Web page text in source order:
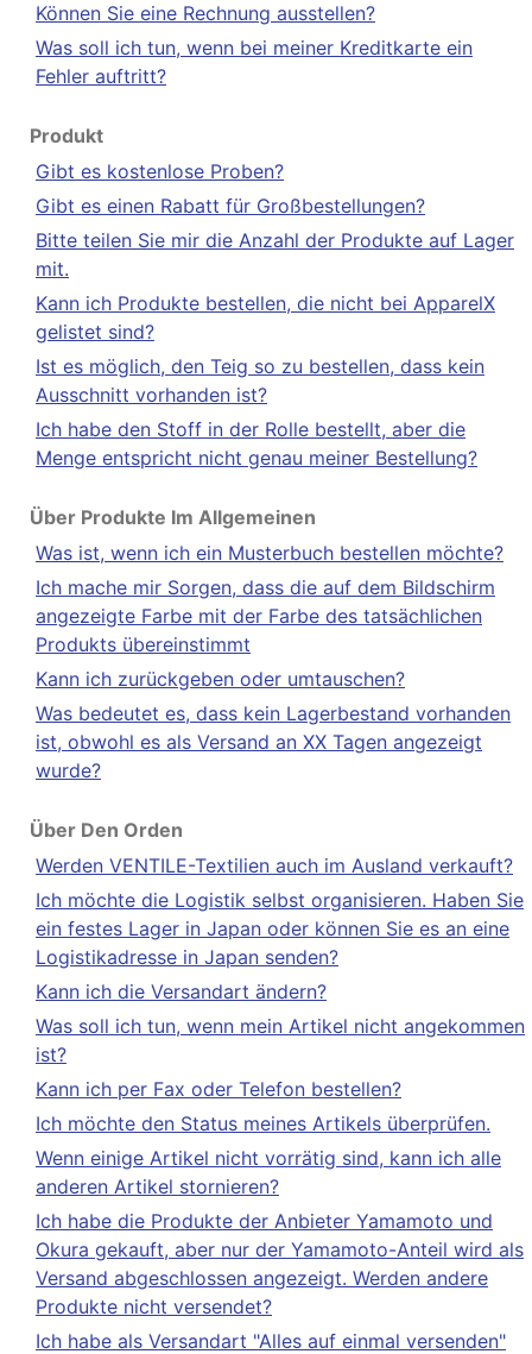
Können Sie eine Rechnung ausstellen?
Was soll ich tun, wenn bei meiner Kreditkarte ein
Fehler auftritt?
Produkt
Gibt es kostenlose Proben?
Gibt es einen Rabatt für Großbestellungen?
Bitte teilen Sie mir die Anzahl der Produkte auf Lager
mit.
Kann ich Produkte bestellen, die nicht bei ApparelX
gelistet sind?
Ist es möglich, den Teig so zu bestellen, dass kein
Ausschnitt vorhanden ist?
Ich habe den Stoff in der Rolle bestellt, aber die
Menge entspricht nicht genau meiner Bestellung?
Über Produkte Im Allgemeinen
Was ist, wenn ich ein Musterbuch bestellen möchte?
Ich mache mir Sorgen, dass die auf dem Bildschirm
angezeigte Farbe mit der Farbe des tatsächlichen
Produkts übereinstimmt
Kann ich zurückgeben oder umtauschen?
Was bedeutet es, dass kein Lagerbestand vorhanden
ist, obwohl es als Versand an XX Tagen angezeigt
wurde?
Über Den Orden
Werden VENTILE-Textilien auch im Ausland verkauft?
Ich möchte die Logistik selbst organisieren. Haben Sie
ein festes Lager in Japan oder können Sie es an eine
Logistikadresse in Japan senden?
Kann ich die Versandart ändern?
Was soll ich tun, wenn mein Artikel nicht angekommen
ist?
Kann ich per Fax oder Telefon bestellen?
Ich möchte den Status meines Artikels überprüfen.
Wenn einige Artikel nicht vorrätig sind, kann ich alle
anderen Artikel stornieren?
Ich habe die Produkte der Anbieter Yamamoto und
Okura gekauft, aber nur der Yamamoto-Anteil wird als
Versand abgeschlossen angezeigt. Werden andere
Produkte nicht versendet?
Ich habe als Versandart "Alles auf einmal versenden"